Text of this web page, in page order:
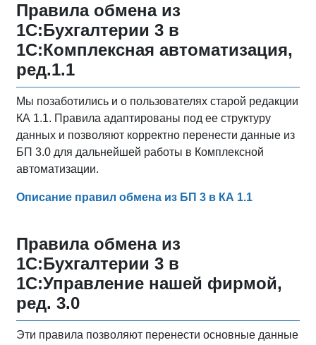
Правила обмена из
1С:Бухгалтерии 3 в
1С:Комплексная автоматизация,
ред.1.1
Мы позаботились и о пользователях старой редакции
КА 1.1. Правила адаптированы под ее структуру
данных и позволяют корректно перенести данные из
БП 3.0 для дальнейшей работы в Комплексной
автоматизации.
Описание правил обмена из БП 3 в КА 1.1
Правила обмена из
1С:Бухгалтерии 3 в
1С:Управление нашей фирмой,
ред. 3.0
Эти правила позволяют перенести основные данные